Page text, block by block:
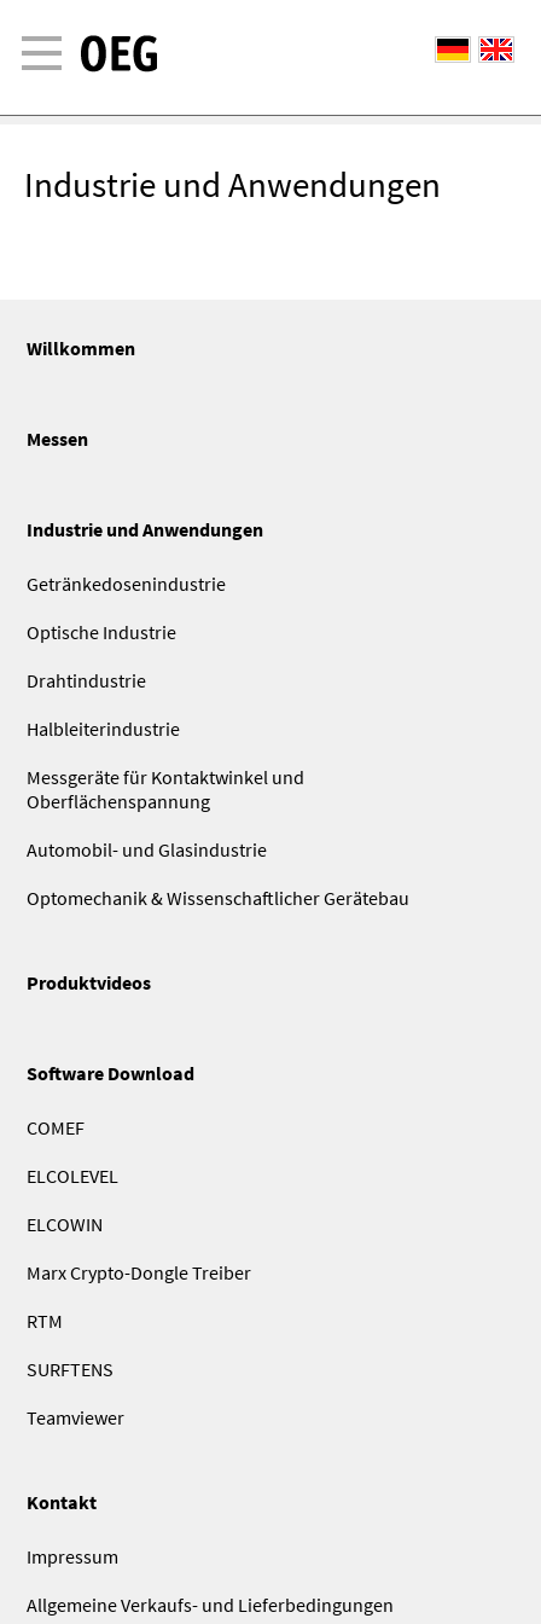
Industrie und Anwendungen
Willkommen
Messen
Industrie und Anwendungen
Getränkedosenindustrie
Optische Industrie
Drahtindustrie
Halbleiterindustrie
Messgeräte für Kontaktwinkel und
Oberflächenspannung
Automobil- und Glasindustrie
Optomechanik & Wissenschaftlicher Gerätebau
Produktvideos
Software Download
COMEF
ELCOLEVEL
ELCOWIN
Marx Crypto-Dongle Treiber
RTM
SURFTENS
Teamviewer
Kontakt
Impressum
Allgemeine Verkaufs- und Lieferbedingungen